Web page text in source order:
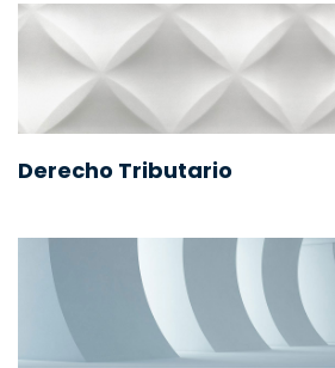
Derecho Tributario